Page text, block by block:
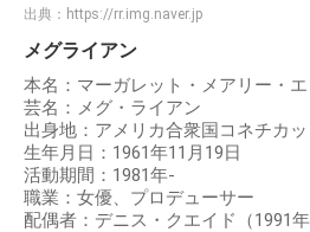
出典： https://rr.img.naver.jp
メグライアン
本名：マーガレット・メアリー・
芸名：メグ・ライアン
出身地：アメリカ合衆国コネチカ
生年月日：1961年11月19日
活動期間：1981年-
職業：女優、プロデューサー
配偶者：デニス・クエイド（1991年